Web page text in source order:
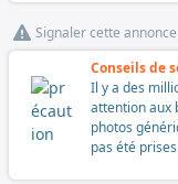
Signaler cette annonce
Conseils de
Il y a des
attention aux
photos
pas été